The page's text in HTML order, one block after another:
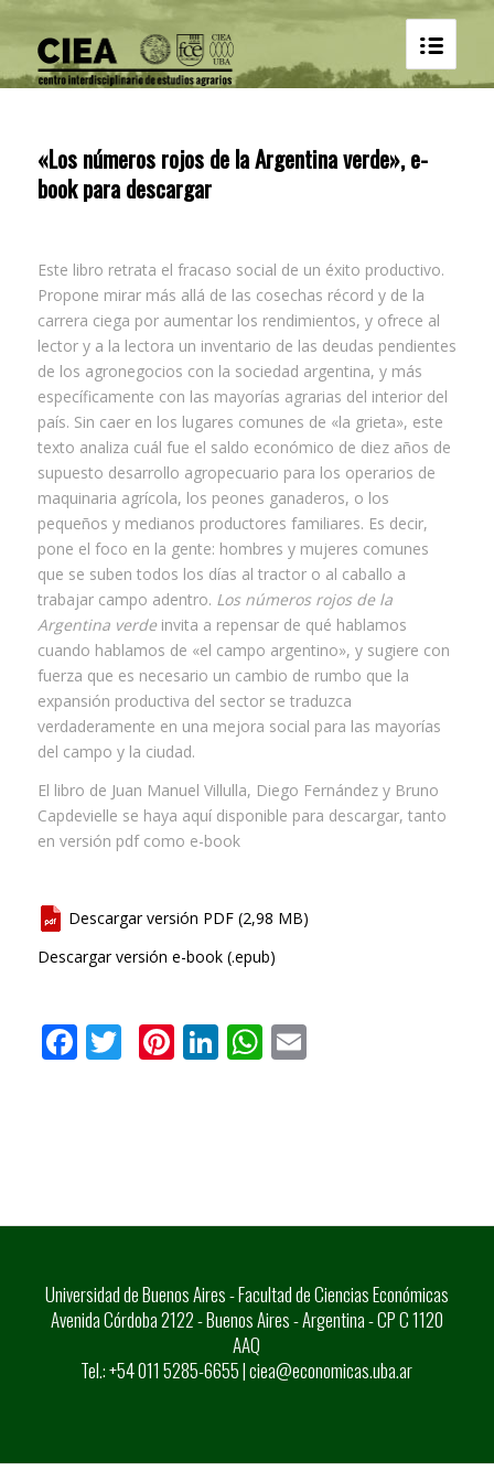
«Los números rojos de la Argentina verde», e-
book para descargar
Este libro retrata el fracaso social de un éxito productivo.
Propone mirar más allá de las cosechas récord y de la
carrera ciega por aumentar los rendimientos, y ofrece al
lector y a la lectora un inventario de las deudas pendientes
de los agronegocios con la sociedad argentina, y más
específicamente con las mayorías agrarias del interior del
país. Sin caer en los lugares comunes de «la grieta», este
texto analiza cuál fue el saldo económico de diez años de
supuesto desarrollo agropecuario para los operarios de
maquinaria agrícola, los peones ganaderos, o los
pequeños y medianos productores familiares. Es decir,
pone el foco en la gente: hombres y mujeres comunes
que se suben todos los días al tractor o al caballo a
trabajar campo adentro. Los números rojos de la
Argentina verdeinvita a repensar de qué hablamos
cuando hablamos de «el campo argentino», y sugiere con
fuerza que es necesario un cambio de rumbo que la
expansión productiva del sector se traduzca
verdaderamente en una mejora social para las mayorías
del campo y la ciudad.
El libro de Juan Manuel Villulla, Diego Fernández y Bruno
Capdevielle se haya aquí disponible para descargar, tanto
en versión pdf como e-book
Descargar versión PDF
Descargar versión e-book (.epub)
Facebook
Twitter
Pinterest
LinkedIn
WhatsApp
Email
Universidad de Buenos Aires - Facultad de Ciencias Económicas
Avenida Córdoba 2122 - Buenos Aires - Argentina - CP C 1120
AAQ
Tel.: +54 011 5285-6655 |ciea@economicas.uba.ar